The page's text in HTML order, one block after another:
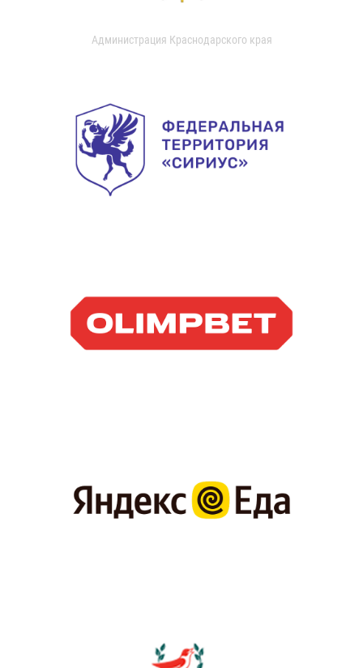
Администрация Краснодарского края